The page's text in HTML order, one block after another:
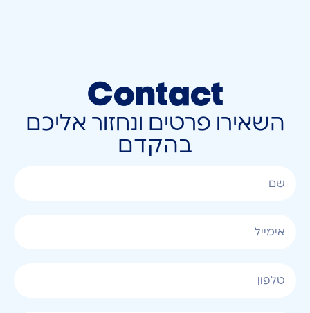
Contact
השאירו פרטים ונחזור אליכם
בהקדם